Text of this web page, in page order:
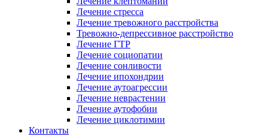
Лечение стресса
Лечение тревожного расстройства
Тревожно-депрессивное расстройство
Лечение ГТР
Лечение социопатии
Лечение сонливости
Лечение ипохондрии
Лечение аутоагрессии
Лечение неврастении
Лечение аутофобии
Лечение циклотимии
Контакты